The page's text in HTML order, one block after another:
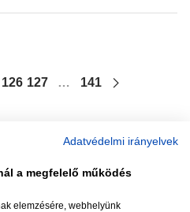
126 127 … 141
Adatvédelmi irányelvek
a megfelelő működés
elemzésére, webhelyünk